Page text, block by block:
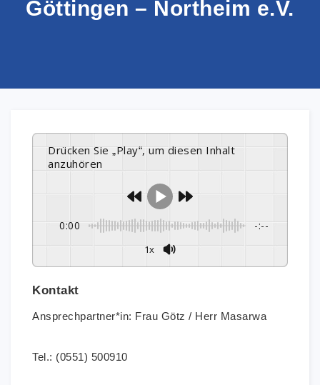
Göttingen – Northeim e.V.
Drücken Sie „Play“, um diesen Inhalt
anzuhören
0:00 -:--
1x
Kontakt
Ansprechpartner*in: Frau Götz / Herr Masarwa
Tel.: (0551) 500910